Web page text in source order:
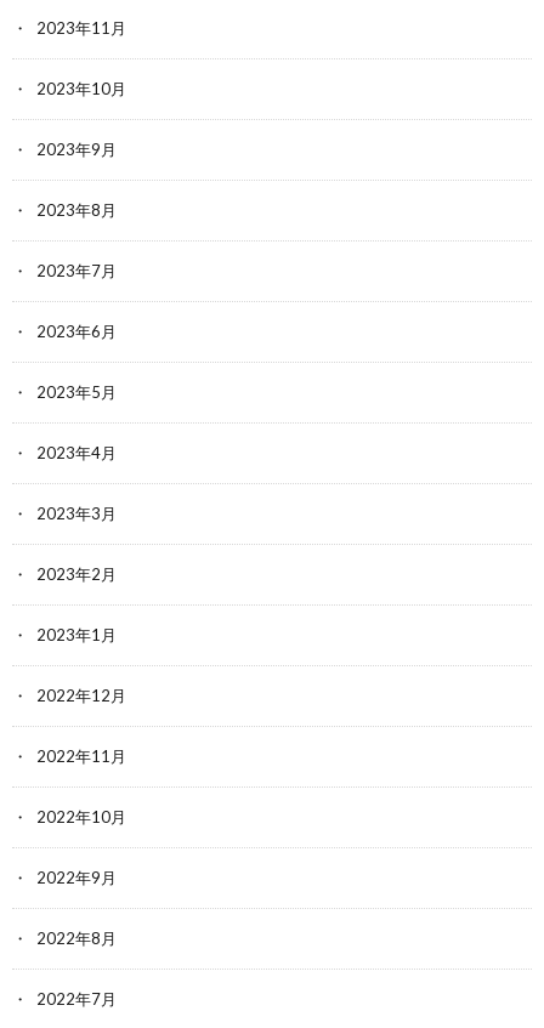
2023年11月
2023年10月
2023年9月
2023年8月
2023年7月
2023年6月
2023年5月
2023年4月
2023年3月
2023年2月
2023年1月
2022年12月
2022年11月
2022年10月
2022年9月
2022年8月
2022年7月